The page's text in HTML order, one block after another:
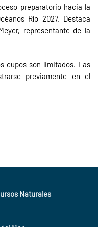
preparatorio hacia la
Río 2027. Destaca
representante de la
cupos son limitados. Las
previamente en el
Naturales